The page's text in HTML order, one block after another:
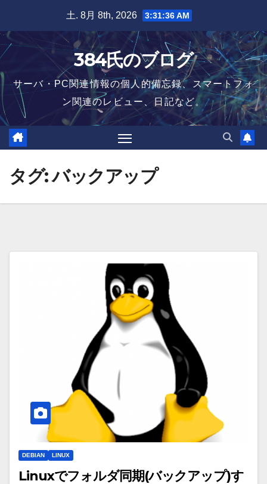
content
土. 8月 8th, 2026 3:31:37 AM
384氏のブログ
サーバ・PC関連情報の個人的備忘録、スマートフォ
ン関連のレビュー、日記など。
タグ:バックアップ
DEBIAN LINUX
Linuxでフォルダ同期(バックアップ)す